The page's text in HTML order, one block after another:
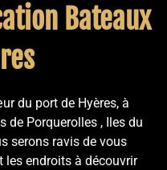
Bateaux
du port de Hyères, à
de Porquerolles , Iles du
serons ravis de vous
les endroits à découvrir